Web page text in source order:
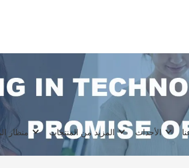
منظار المزيد من المنتجات الأحداث